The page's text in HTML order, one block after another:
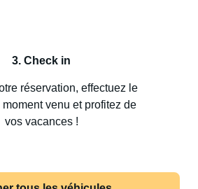
3. Check in
réservation, effectuez le
venu et profitez de
vos vacances !